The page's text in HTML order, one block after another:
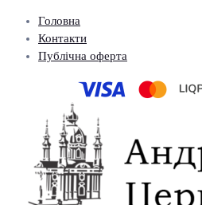
Головна
Контакти
Публічна оферта